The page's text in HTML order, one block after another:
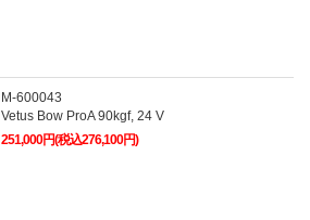
M-600043
Vetus Bow ProA 90kgf, 24 V
251,000円(税込276,100円)